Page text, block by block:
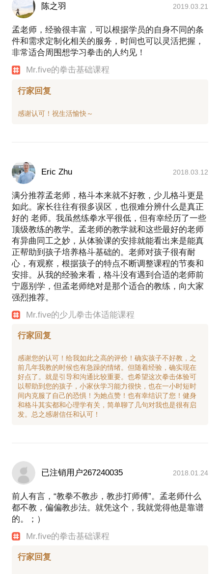
最近爸爸去哪里，拳王邹市明，他的孩子从小就练这
到，当别人恶意攻击他的时候。他有还击的意识！掌
握正确技术的同时，又增强体能。并且改善内向，羞
涩，胆怯等心理。让孩子杜绝被校园暴力！
能有效还击，为什么？
孩子几岁学习拳击体能比较合适？
建议年龄6岁以上，这样孩子有基本认知能力，有适当
集中注意力的能力。也能通过短时间的训练，体现明
显的训练成果。（也存在各别6岁以下孩子天赋异禀，
或很有兴趣的可能）
于泰国清迈Team quest拳馆学习纯正泰拳
与Team quest职业拳手Will 的合影
拳馆公开课
参加首届PCC进阶徒手训练培训，并顺利通过考试囚
徒健身两兄弟，不陌生对么？我的小徒弟 Mr.dan参加
SANTANA先生的”兽营“研讨会与IHP （功能性训练大
体系内两个认证 功能性训练指导员 ，JC的八边形弹
泉先生创办，李景亮，刘连杰老师主教的TOP
COACH MMA教练认证
陈之羽 2019.03.21
孟老师，经验很丰富，可以根据学员的自身不同的条
件和需求定制化相关的服务，时间也可以灵活把握，
非常适合周围想学习拳击的人约见！
Mr.five的拳击基础课程
行家回复
Eric Zhu 2018.03.12
满分推荐孟老师，格斗本来就不好教，少儿格斗更是
如此。家长往往有很多误区，也很难分辨什么是真正
好的 老师。我虽然练拳水平很低，但有幸经历了一些
顶级教练的教学。孟老师的教学就和这些最好的老师
有异曲同工之妙，从体验课的安排就能看出来是能真
正帮助到孩子培养格斗基础的。老师对孩子很有耐
心，有观察，根据孩子的特点不断调整课程的节奏和
安排。从我的经验来看，格斗没有遇到合适的老师前
宁愿别学，但孟老师绝对是那个适合的教练，向大家
强烈推荐。
Mr.five的少儿拳击体适能课程
行家回复
感谢您的认可！给我如此之高的评价！确实孩子不好教，之
前几年我教的时候也有急躁的情绪。但随着经验，确实现在
好点了。就是引导和沟通比较重要。也希望这次拳击体验可
以帮助到您的孩子，小家伙学习能力很快，也在一小时短时
间内克服了自己的恐惧！为她点赞！也有幸结识了您！健身
和格斗其实都和心理学有关，简单聊了几句对我也是很有启
已注销用户267240035 2018.01.24
前人有言，“教拳不教步，教步打师傅”。孟老师什么
都不教，偏偏教步法。就凭这个，我就觉得他是靠谱
的。；）
Mr.five的拳击基础课程
行家回复